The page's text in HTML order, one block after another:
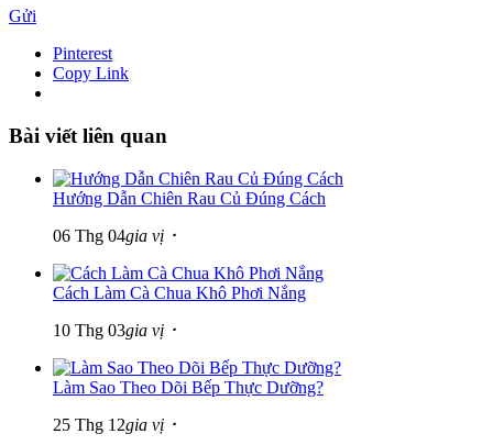
Gửi
Pinterest
Copy Link
Bài viết liên quan
Hướng Dẫn Chiên Rau Củ Đúng Cách
06 Thg 04gia vị ･
Cách Làm Cà Chua Khô Phơi Nắng
10 Thg 03gia vị ･
Làm Sao Theo Dõi Bếp Thực Dưỡng?
25 Thg 12gia vị ･